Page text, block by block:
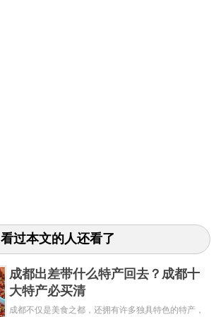
看过本文的人还看了
成都出差带什么特产回去？成都十
大特产必买清
成都不仅是美食之都，还拥有许多独具特色的特产，